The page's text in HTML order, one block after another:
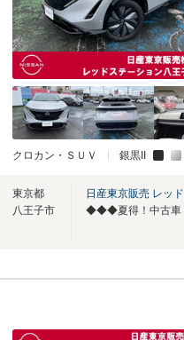
クロカン・ＳＵＶ 銀黒II
東京都
八王子市
日産東京販売 レッ